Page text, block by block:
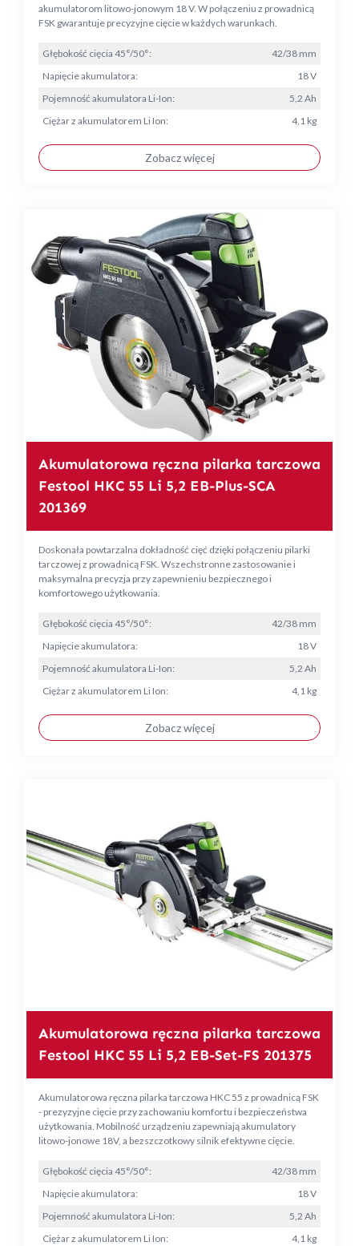
akumulatorom litowo-jonowym 18 V. W połączeniu z prowadnicą
FSK gwarantuje precyzyjne cięcie w każdych warunkach.
Głębokość cięcia 45°/50°:
42/38 mm
Napięcie akumulatora:
18 V
Pojemność akumulatora Li-Ion:
5,2 Ah
Ciężar z akumulatorem Li Ion:
4,1 kg
Zobacz więcej
Akumulatorowa ręczna pilarka tarczowa
Festool HKC 55 Li 5,2 EB-Plus-SCA
201369
Doskonała powtarzalna dokładność cięć dzięki połączeniu pilarki
tarczowej z prowadnicą FSK. Wszechstronne zastosowanie i
maksymalna precyzja przy zapewnieniu bezpiecznego i
komfortowego użytkowania.
Głębokość cięcia 45°/50°:
42/38 mm
Napięcie akumulatora:
18 V
Pojemność akumulatora Li-Ion:
5,2 Ah
Ciężar z akumulatorem Li Ion:
4,1 kg
Zobacz więcej
Akumulatorowa ręczna pilarka tarczowa
Festool HKC 55 Li 5,2 EB-Set-FS 201375
Akumulatorowa ręczna pilarka tarczowa HKC 55 z prowadnicą FSK
- prezyzyjne cięcie przy zachowaniu komfortu i bezpieczeństwa
użytkowania. Mobilność urządzeniu zapewniają akumulatory
litowo-jonowe 18V, a bezszczotkowy silnik efektywne cięcie.
Głębokość cięcia 45°/50°:
42/38 mm
Napięcie akumulatora:
18 V
Pojemność akumulatora Li-Ion:
5,2 Ah
Ciężar z akumulatorem Li Ion:
4,1 kg